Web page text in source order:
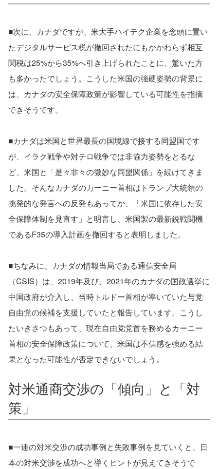
■次に、カナダですが、米大手ハイテク企業を念頭に置い
たデジタルサービス税が撤回されたにもかかわらず相互
関税は25%から35%へ引き上げられたことに、驚いた方
も多かったでしょう。こうした米国の強硬姿勢の背景に
は、カナダの安全保障政策が影響している可能性を指摘
できそうです。
■カナダは米国と世界最長の国境線で接する同盟国です
が、イラク戦争や対テロ戦争では非協力姿勢をとるな
ど、米国と「是々非々の微妙な同盟関係」を続けてきま
した。そんなカナダのカーニー首相はトランプ大統領の
挑発的な発言への反発もあってか、「米国に依存した安
全保障体制を見直す」と明言し、米国製の最新鋭戦闘機
であるF35の導入計画を撤回すると表明しました。
■ちなみに、カナダの情報当局である通信安全局
（CSIS）は、2019年及び、2021年のカナダの国政選挙に
中国政府が介入し、当時トルドー首相が率いていた与党
自由党の候補を支援していたと報告しています。こうし
たいきさつもあって、現在自由党党首を務めるカーニー
首相の安全保障政策について、米国は不信感を強める結
果となった可能性が否定できないでしょう。
対米通商交渉の「傾向」と「対
策」
■一連の対米交渉の成功事例と失敗事例を見ていくと、日
本の対米交渉を成功へと導くヒントが見えてきそうで